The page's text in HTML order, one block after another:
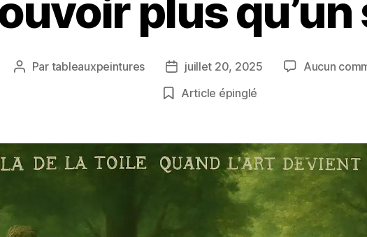
plus
Auteur
Par tableauxpeintures
Date
de
l’article
juillet 20, 2025 Aucun
Article épinglé